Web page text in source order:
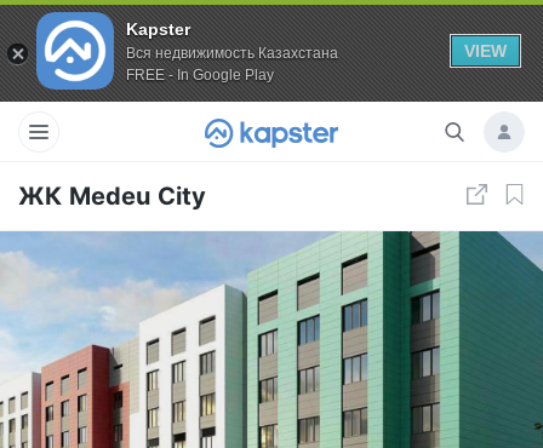
Kapster
Вся недвижимость Казахстана
FREE - In Google Play
VIEW
ЖК Medeu City